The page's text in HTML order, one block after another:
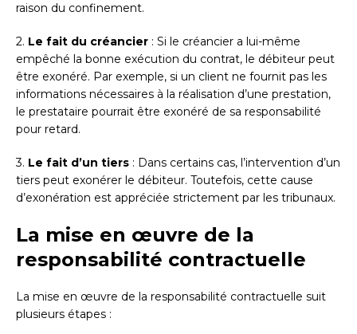
raison du confinement.
2. Le fait du créancier : Si le créancier a lui-même
empêché la bonne exécution du contrat, le débiteur peut
être exonéré. Par exemple, si un client ne fournit pas les
informations nécessaires à la réalisation d’une prestation,
le prestataire pourrait être exonéré de sa responsabilité
pour retard.
3. Le fait d’un tiers : Dans certains cas, l’intervention d’un
tiers peut exonérer le débiteur. Toutefois, cette cause
d’exonération est appréciée strictement par les tribunaux.
La mise en œuvre de la
responsabilité contractuelle
La mise en œuvre de la responsabilité contractuelle suit
plusieurs étapes :